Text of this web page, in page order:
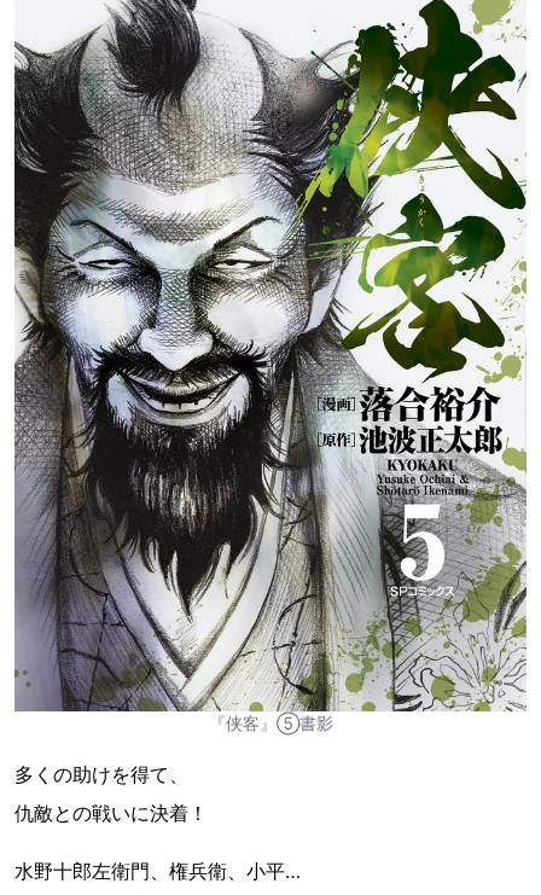
『侠客』⑤書影
多くの助けを得て、
仇敵との戦いに決着！
水野十郎左衛門、権兵衛、小平…